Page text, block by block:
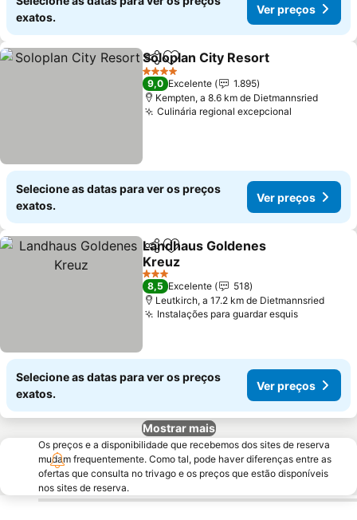
exatos.
Ver preços
PartilharAdicionar aos favoritos
Soloplan City Resort
4 Estrelas
9,0 Excelente
1.895
Kempten, a 8.6 km de Dietmannsried
Culinária regional excepcional
Selecione as datas para ver os preços
exatos.
Ver preços
PartilharAdicionar aos favoritos
Landhaus Goldenes
Kreuz
3 Estrelas
8,5 Excelente
518
Leutkirch, a 17.2 km de Dietmannsried
Instalações para guardar esquis
Selecione as datas para ver os preços
exatos.
Ver preços
Mostrar mais
Os preços e a disponibilidade que recebemos dos sites de reserva
mudam frequentemente. Como tal, pode haver diferenças entre as
ofertas que consulta no trivago e os preços que estão disponíveis
nos sites de reserva.